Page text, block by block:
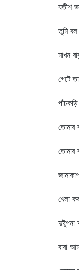
যতীশ
তুমি
ঘর
মাখন
গেটে
তোমার
তোমার
খেলা
বাবা